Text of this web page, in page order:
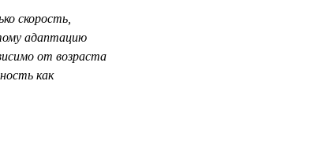
скорость,
адаптацию
от возраста
как